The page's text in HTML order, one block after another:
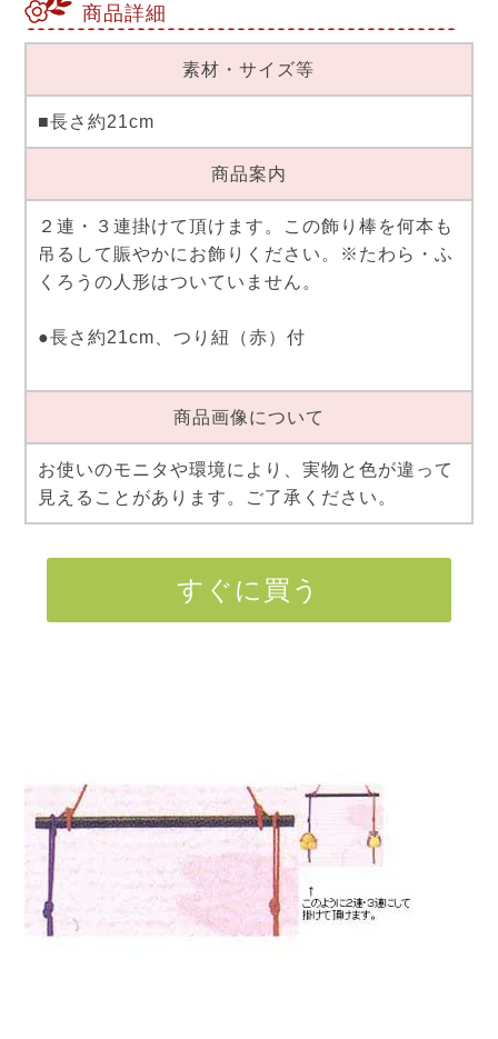
商品詳細
素材・サイズ等
■長さ約21cm
商品案内
２連・３連掛けて頂けます。この飾り棒を何本も
吊るして賑やかにお飾りください。※たわら・ふ
くろうの人形はついていません。
●長さ約21cm、つり紐（赤）付
商品画像について
お使いのモニタや環境により、実物と色が違って
見えることがあります。ご了承ください。
すぐに買う